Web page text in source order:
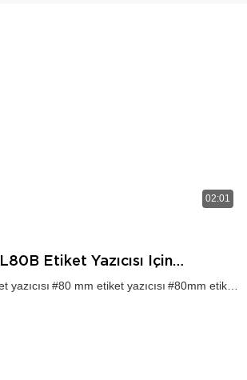
02:01
Etiket Yazıcısı Için
Indirip Bluetooth Üzerinden
yazıcısı #80 mm etiket yazıcısı #80mm etiket yazıcı indirme sürücüsü